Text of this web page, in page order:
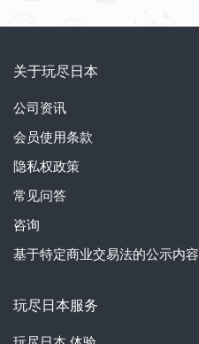
关于玩尽日本
公司资讯
会员使用条款
隐私权政策
常见问答
咨询
基于特定商业交易法的公示内容
玩尽日本服务